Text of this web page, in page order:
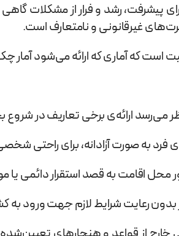
پیشرفت، رشد و فرار از
غیرقانونی و نامتعارف است.
است که آماری که ارائه می‌شود آمار
می‌رسد ارائه‌ی برخی تعاريف در
به صورت آزادانه، برای راحتی
محل اقامت به قصد استقرار دائمی یا
بدون رعایت شرایط لازم جهت ورود به